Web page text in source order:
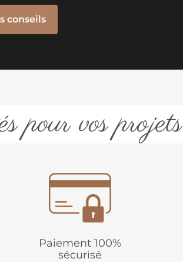
conseils
pour vos projets
Paiement 100%
sécurisé